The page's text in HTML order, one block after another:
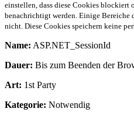
einstellen, dass diese Cookies blockiert
benachrichtigt werden. Einige Bereiche
nicht. Diese Cookies speichern keine
Name: ASP.NET_SessionId
Dauer: Bis zum Beenden der
Art: 1st Party
Kategorie: Notwendig